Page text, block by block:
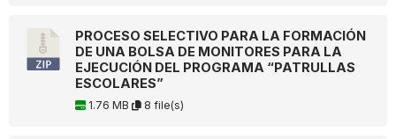
PROCESO SELECTIVO PARA LA FORMACIÓN
DE UNA BOLSA DE MONITORES PARA LA
EJECUCIÓN DEL PROGRAMA “PATRULLAS
ESCOLARES”
1.76 MB 8 file(s)